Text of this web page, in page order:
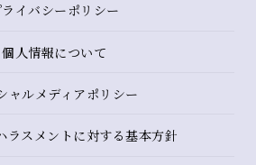
ライバシーポリシー
個人情報について
ャルメディアポリシー
ラスメントに対する基本方針